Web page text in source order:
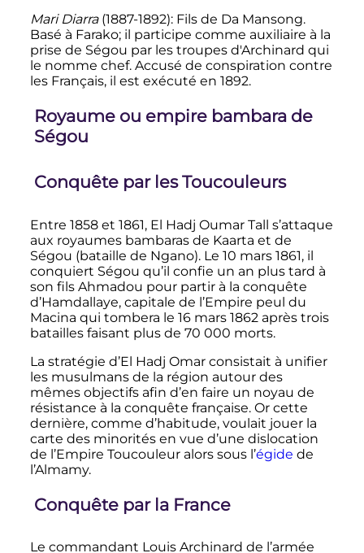
Mari Diarra(1887-1892): Fils de Da Mansong.
Basé à Farako; il participe comme auxiliaire à la
prise de Ségou par les troupes d'Archinard qui
le nomme chef. Accusé de conspiration contre
les Français, il est exécuté en 1892.
Royaume ou empire bambara de
Ségou
Conquête par les Toucouleurs
Entre 1858 et 1861, El Hadj Oumar Tall s’attaque
aux royaumes bambaras de Kaarta et de
Ségou (bataille de Ngano). Le 10 mars 1861, il
conquiert Ségou qu’il confie un an plus tard à
son fils Ahmadou pour partir à la conquête
d’Hamdallaye, capitale de l’Empire peul du
Macina qui tombera le 16 mars 1862 après trois
batailles faisant plus de 70 000 morts.
La stratégie d’El Hadj Omar consistait à unifier
les musulmans de la région autour des
mêmes objectifs afin d’en faire un noyau de
résistance à la conquête française. Or cette
dernière, comme d’habitude, voulait jouer la
carte des minorités en vue d’une dislocation
de l’Empire Toucouleur alors sous l’égide de
l’Almamy.
Conquête par la France
Le commandant Louis Archinard de l’armée